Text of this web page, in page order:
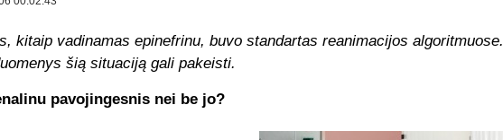
kitaip vadinamas epinefrinu, buvo standartas reanimacijos algoritmuose.
šią situaciją gali pakeisti.
pavojingesnis nei be jo?